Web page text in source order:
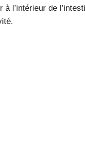
à l’intérieur de